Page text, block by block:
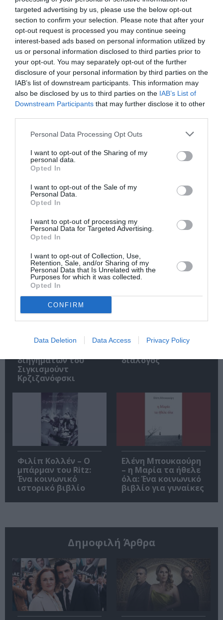
targeted advertising by us, please use the below opt-out
section to confirm your selection. Please note that after your
opt-out request is processed you may continue seeing
interest-based ads based on personal information utilized by
us or personal information disclosed to third parties prior to
your opt-out. You may separately opt-out of the further
disclosure of your personal information by third parties on the
IAB’s list of downstream participants. This information may
also be disclosed by us to third parties on the IAB’s List of
Downstream Participants that may further disclose it to other
Personal Data Processing Opt Outs
I want to opt-out of the Sharing of my
personal data.
Opted In
I want to opt-out of the Sale of my
Personal Data.
Opted In
I want to opt-out of processing my
Personal Data for Targeted Advertising.
Opted In
I want to opt-out of Collection, Use,
Retention, Sale, and/or Sharing of my
Personal Data that Is Unrelated with the
Purposes for which it was collected.
Opted In
CONFIRM
Data Deletion Data Access Privacy Policy
Νέοι Διαγωνισμοί❯
Tags
ΕΚΔΟΣΕΙΣ ΨΥΧΟΓΙΟΣ
ΞΕΝΟΙ ΣΥΓΓΡΑΦΕΙΣ
ΠΕΖΟΓΡΑΦΙΑ
Newsletter
Κάθε βδομάδα στο e-mail σας τα τελευταία νέα για
Ακολουθήστε το Culturenow.gr
ενός πτώματος: Μια
διηγημάτων του
Σιγκισμούντ
Κρζιζανόφσκι
Φωνές: Ένα βιβλίο
διάλογος
Φιλίπ Κολλέν – Ο
μπάρμαν του Ritz:
Ένα κοινωνικό
ιστορικό βιβλίο
Ελένη Μπουκαούρη
– η Μαρία τα ήθελε
όλα: Ένα κοινωνικό
βιβλίο για γυναίκες
Δημοφιλή Άρθρα